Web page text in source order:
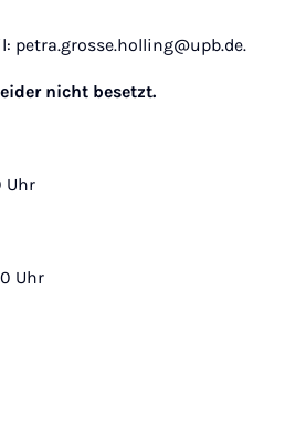
petra.grosse.holling@upb.de.
nicht besetzt.
Uhr
Uhr